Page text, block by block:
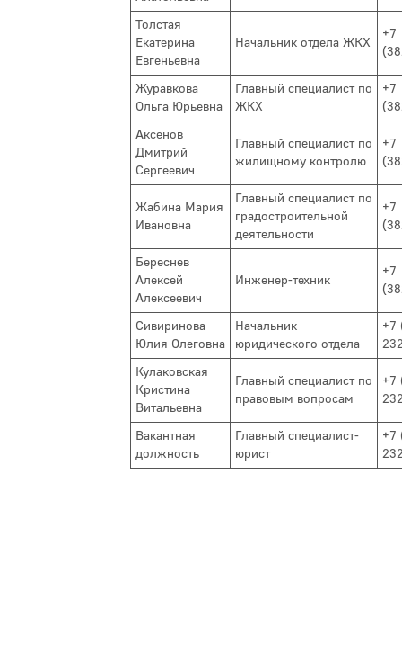
Толстая
Екатерина
Евгеньевна
Начальник отдела ЖКХ
+7
Журавкова
Ольга Юрьевна
Главный специалист по
ЖКХ
+7
Аксенов
Дмитрий
Сергеевич
Главный специалист по
жилищному контролю
+7
Жабина Мария
Ивановна
Главный специалист по
градостроительной
деятельности
+7
Береснев
Алексей
Алексеевич
Инженер-техник
+7
Сивиринова
Юлия Олеговна
Начальник
юридического отдела
+7
Кулаковская
Кристина
Витальевна
Главный специалист по
правовым вопросам
+7
Вакантная
должность
Главный специалист-
юрист
+7